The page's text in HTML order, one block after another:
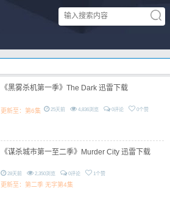
《黑雾杀机第一季》The Dark 迅雷下载
25天前 4,836浏览 0评论 0个赞
更新至：第6集
《谋杀城市第一至二季》Murder City 迅雷下载
28天前 2,350浏览 0评论 1个赞
更新至：第二季 无字第4集